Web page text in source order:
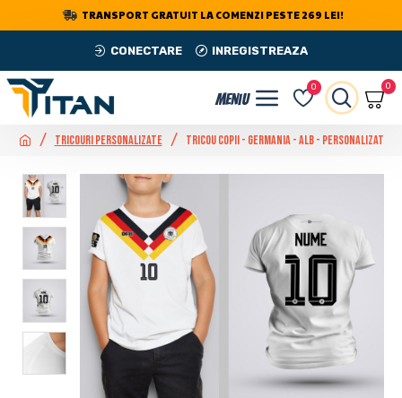
TRANSPORT GRATUIT LA COMENZI PESTE 269 LEI!
CONECTARE INREGISTREAZA
0 0
Tricouri Personalizate Tricou Copii - Germania - Alb - Personalizat